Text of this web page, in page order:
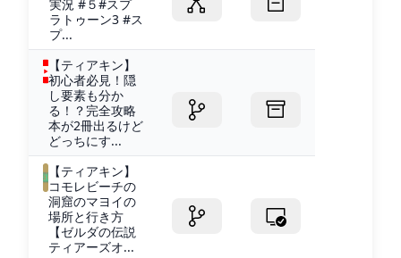
実況 #５#スプ
ラトゥーン3 #ス
プ...
【ティアキン】
初心者必見！隠
し要素も分か
る！？完全攻略
本が2冊出るけど
どっちにす...
【ティアキン】
コモレビーチの
洞窟のマヨイの
場所と行き方
【ゼルダの伝説
ティアーズオ...